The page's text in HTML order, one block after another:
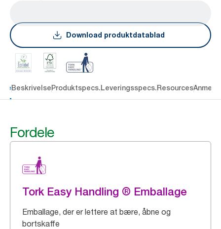
Download produktdatablad
BeskrivelseProduktspecs.Leveringsspecs.Resources
Fordele
Tork Easy Handling ® Emballage
Emballage, der er lettere at bære, åbne og
bortskaffe